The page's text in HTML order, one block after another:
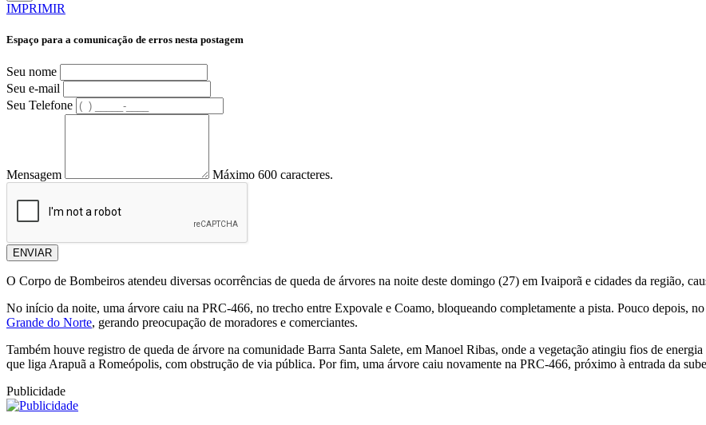
IMPRIMIR
Espaço para a comunicação de erros nesta postagem
Seu nome
Seu e-mail
Seu Telefone
Mensagem Máximo 600 caracteres.
ENVIAR
O Corpo de Bombeiros atendeu diversas ocorrências de queda de árvores na noite deste domingo (27) em Ivaiporã e cidades da região,
No início da noite, uma árvore caiu na PRC-466, no trecho entre Expovale e Coamo, bloqueando completamente a pista. Pouco depois,
Grande do Norte, gerando preocupação de moradores e comerciantes.
Também houve registro de queda de árvore na comunidade Barra Santa Salete, em Manoel Ribas, onde a vegetação atingiu fios de
que liga Arapuã a Romeópolis, com obstrução de via pública. Por fim, uma árvore caiu novamente na PRC-466, próximo à entrada da
Publicidade